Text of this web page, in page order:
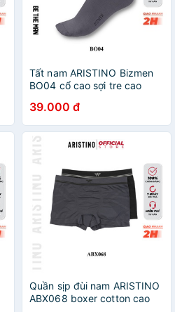
Tất nam ARISTINO Bizmen
BO04 cổ cao sợi tre cao
tốt
39.000 đ
Quần sịp đùi nam ARISTINO
ABX068 boxer cotton cao